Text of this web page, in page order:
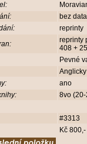
bez
reprinty
reprinty
408 +
Pevné
ano
8vo
#3313
Kč